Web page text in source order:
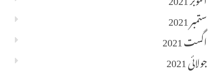
ستمبر 2021
اگست 2021
جولائی 2021